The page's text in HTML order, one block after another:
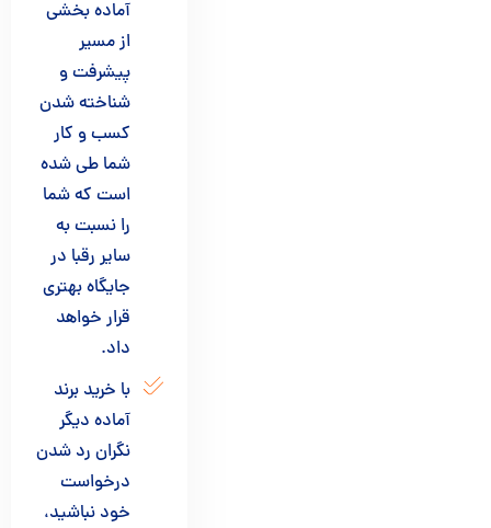
آماده بخشی
از مسیر
پیشرفت و
شناخته شدن
کسب و کار
شما طی شده
است که شما
را نسبت به
سایر رقبا در
جایگاه بهتری
قرار خواهد
با خرید برند
آماده دیگر
نگران رد شدن
درخواست
خود نباشید،